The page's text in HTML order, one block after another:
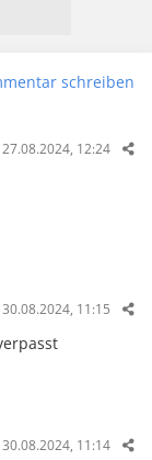
schreiben
27.08.2024, 12:24
30.08.2024, 11:15
30.08.2024, 11:14